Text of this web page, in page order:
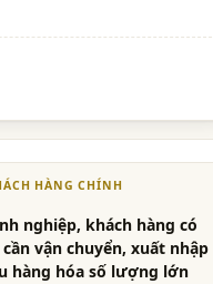
HÀNG CHÍNH
nghiệp, khách hàng có
vận chuyển, xuất nhập
hàng hóa số lượng lớn